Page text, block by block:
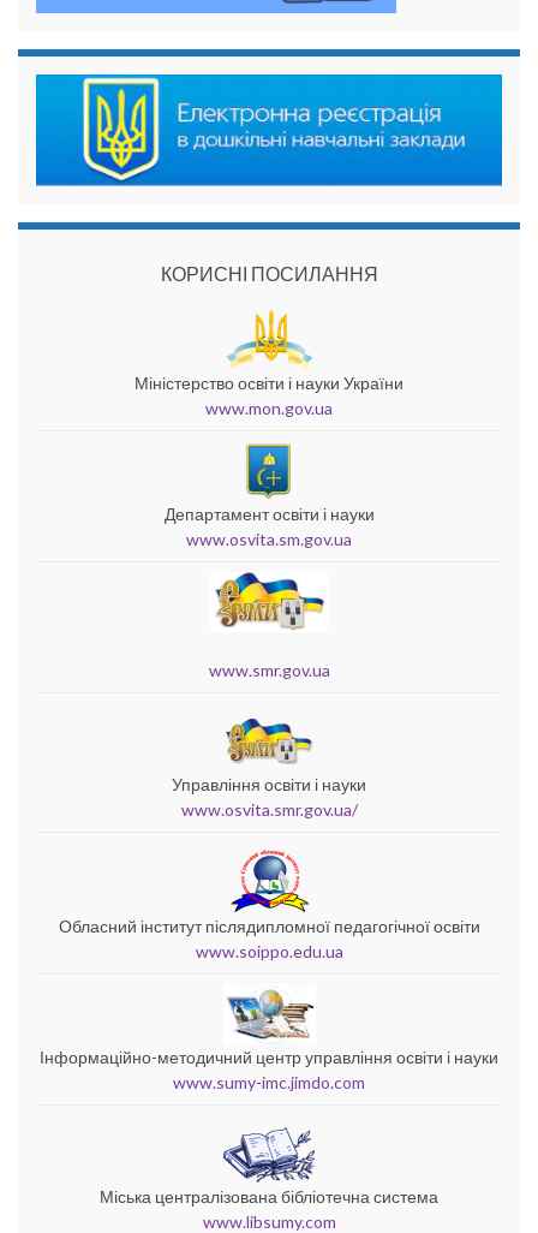
КОРИСНІ ПОСИЛАННЯ
Міністерство освіти і науки України
www.mon.gov.ua
Департамент освіти і науки
www.osvita.sm.gov.ua
www.smr.gov.ua
Управління освіти і науки
www.osvita.smr.gov.ua/
Обласний інститут післядипломної педагогічної освіти
www.soippo.edu.ua
Інформаційно-методичний центр управління освіти і науки
www.sumy-imc.jimdo.com
Міська централізована бібліотечна система
www.libsumy.com